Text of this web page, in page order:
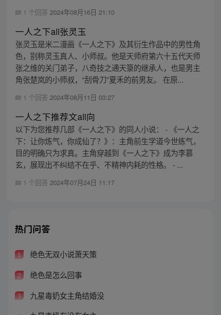
1 个回答 2024年08月16日 21:10
一人之下all张灵玉
张灵玉是米二漫画《一人之下》及其衍生作品中的男性角
色，别称灵玉真人、小师叔。他是天师府第六十五代天师
张之维的关门弟子，八奇技之通天箓的继承人，也是男主
角张楚岚的小师叔，“刮骨刀”夏禾的前男友。 在原...
1 个回答 2024年08月11日 03:27
一人之下推荐文all向
以下为您推荐几部《一人之下》的同人小说： - 《一人之
下：让你炼气，你成仙了？》：主角前生学道今世练气，
目的明确只为求真。主角穿越到《一人之下》成为李慕
玄，展现出不纠结不在乎、不精神内耗的性格。 - ...
1 个回答 2024年07月24日 11:17
热门问答
1 绝色无双小说萧天策
2 绝色是怎么回事
3 九星毒奶女主角结婚没